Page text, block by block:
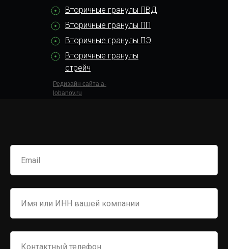
Редизайн сайта a-
lobanov.ru
Вторичные гранулы ПВД
Вторичные гранулы ПП
Вторичные гранулы ПЭ
Вторичные гранулы
стрейч